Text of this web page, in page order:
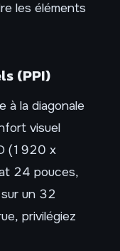
les éléments
(PPI)
à la diagonale
visuel
(1920 x
24 pouces,
un 32
privilégiez